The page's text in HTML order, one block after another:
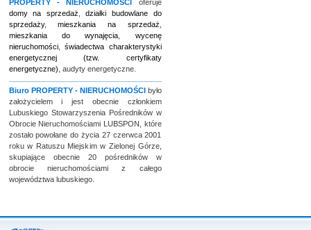
PROPERTY - NIERUCHOMOŚCI oferuje
domy na sprzedaż ,działki budowlane do
sprzedaży,mieszkania na sprzedaż
mieszkania do wynajęcia
wycenę
nieruchomości, świadectwa charakterystyki
energetycznej (tzw. certyfikaty
energetyczne) , audyty energetyczne.
Biuro PROPERTY - NIERUCHOMOŚCIbyło
założycielem i jest obecnie członkiem
Lubuskiego Stowarzyszenia Pośredników w
Obrocie Nieruchomościami LUBSPON, które
zostało powołane do życia 27 czerwca 2001
roku w Ratuszu Miejskim w Zielonej Górze,
skupiające obecnie 20 pośredników w
obrocie nieruchomościami z całego
województwa lubuskiego.